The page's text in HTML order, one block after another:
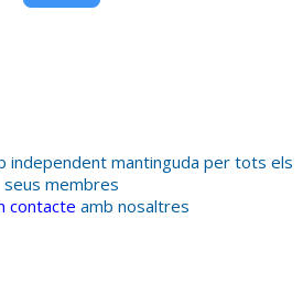
independent mantinguda per tots els
seus membres
contacte amb nosaltres